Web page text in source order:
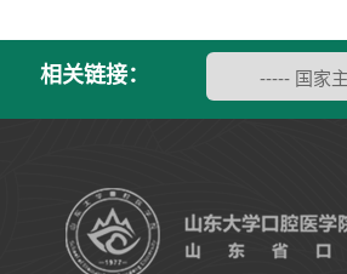
相关链接：